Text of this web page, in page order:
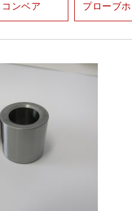
コンベア プローブ